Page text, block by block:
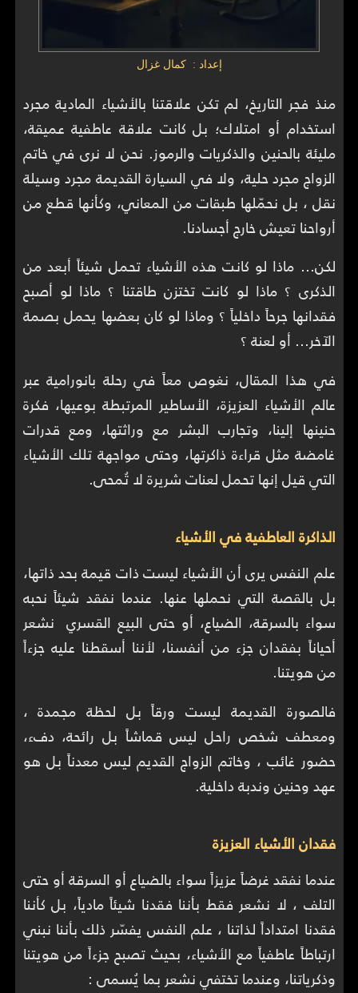
إعداد : كمال غزال
منذ فجر التاريخ، لم تكن علاقتنا بالأشياء المادية مجرد
استخدام أو امتلاك؛ بل كانت علاقة عاطفية عميقة،
مليئة بالحنين والذكريات والرموز. نحن لا نرى في خاتم
الزواج مجرد حلية، ولا في السيارة القديمة مجرد وسيلة
نقل ، بل نحمّلها طبقات من المعاني، وكأنها قطع من
أرواحنا تعيش خارج أجسادنا.
لكن… ماذا لو كانت هذه الأشياء تحمل شيئاً أبعد من
الذكرى ؟ ماذا لو كانت تختزن طاقتنا ؟ ماذا لو أصبح
فقدانها جرحاً داخلياً ؟ وماذا لو كان بعضها يحمل بصمة
الآخر… أو لعنة ؟
في هذا المقال، نغوص معاً في رحلة بانورامية عبر
عالم الأشياء العزيزة، الأساطير المرتبطة بوعيها، فكرة
حنينها إلينا، وتجارب البشر مع وراثتها، ومع قدرات
غامضة مثل قراءة ذاكرتها، وحتى مواجهة تلك الأشياء
التي قيل إنها تحمل لعنات شريرة لا تُمحى.
الذاكرة العاطفية في الأشياء
علم النفس يرى أن الأشياء ليست ذات قيمة بحد ذاتها،
بل بالقصة التي نحملها عنها. عندما نفقد شيئاً نحبه
سواء بالسرقة، الضياع، أو حتى البيع القسري نشعر
أحياناً بفقدان جزء من أنفسنا، لأننا أسقطنا عليه جزءاً
من هويتنا.
فالصورة القديمة ليست ورقاً بل لحظة مجمدة ،
ومعطف شخص راحل ليس قماشاً بل رائحة، دفء،
حضور غائب ، وخاتم الزواج القديم ليس معدناً بل هو
عهد وحنين وندبة داخلية.
فقدان الأشياء العزيزة
عندما نفقد غرضاً عزيزاً سواء بالضياع أو السرقة أو حتى
التلف ، لا نشعر فقط بأننا فقدنا شيئاً مادياً، بل كأننا
فقدنا امتداداً لذاتنا ، علم النفس يفسّر ذلك بأننا نبني
ارتباطاً عاطفياً مع الأشياء، بحيث تصبح جزءاً من هويتنا
وذكرياتنا، وعندما تختفي نشعر بما يُسمى :